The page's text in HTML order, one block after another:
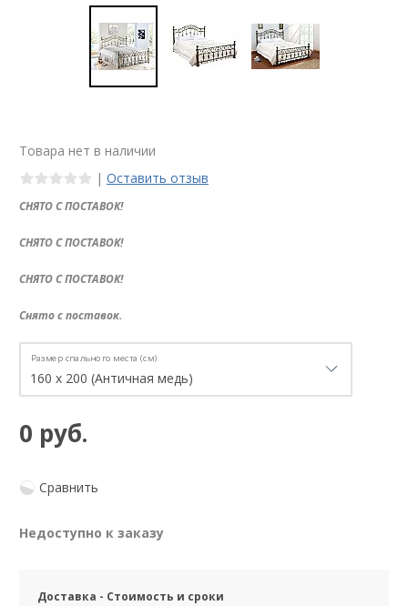
Товара нет в наличии
| Оставить отзыв
СНЯТО С ПОСТАВОК!
СНЯТО С ПОСТАВОК!
СНЯТО С ПОСТАВОК!
Снято с поставок.
Размер спального места (см)
0 руб.
Сравнить
Недоступно к заказу
Доставка - Стоимость и сроки